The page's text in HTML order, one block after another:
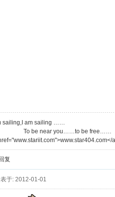
sailing,I am sailing ……
be near you……to be free……
回复
于: 2012-01-01